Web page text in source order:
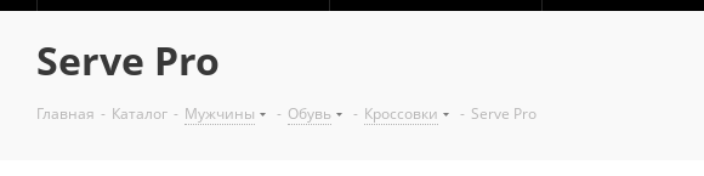
Serve Pro
Главная - Каталог - Мужчины - Обувь - Кроссовки - Serve Pro